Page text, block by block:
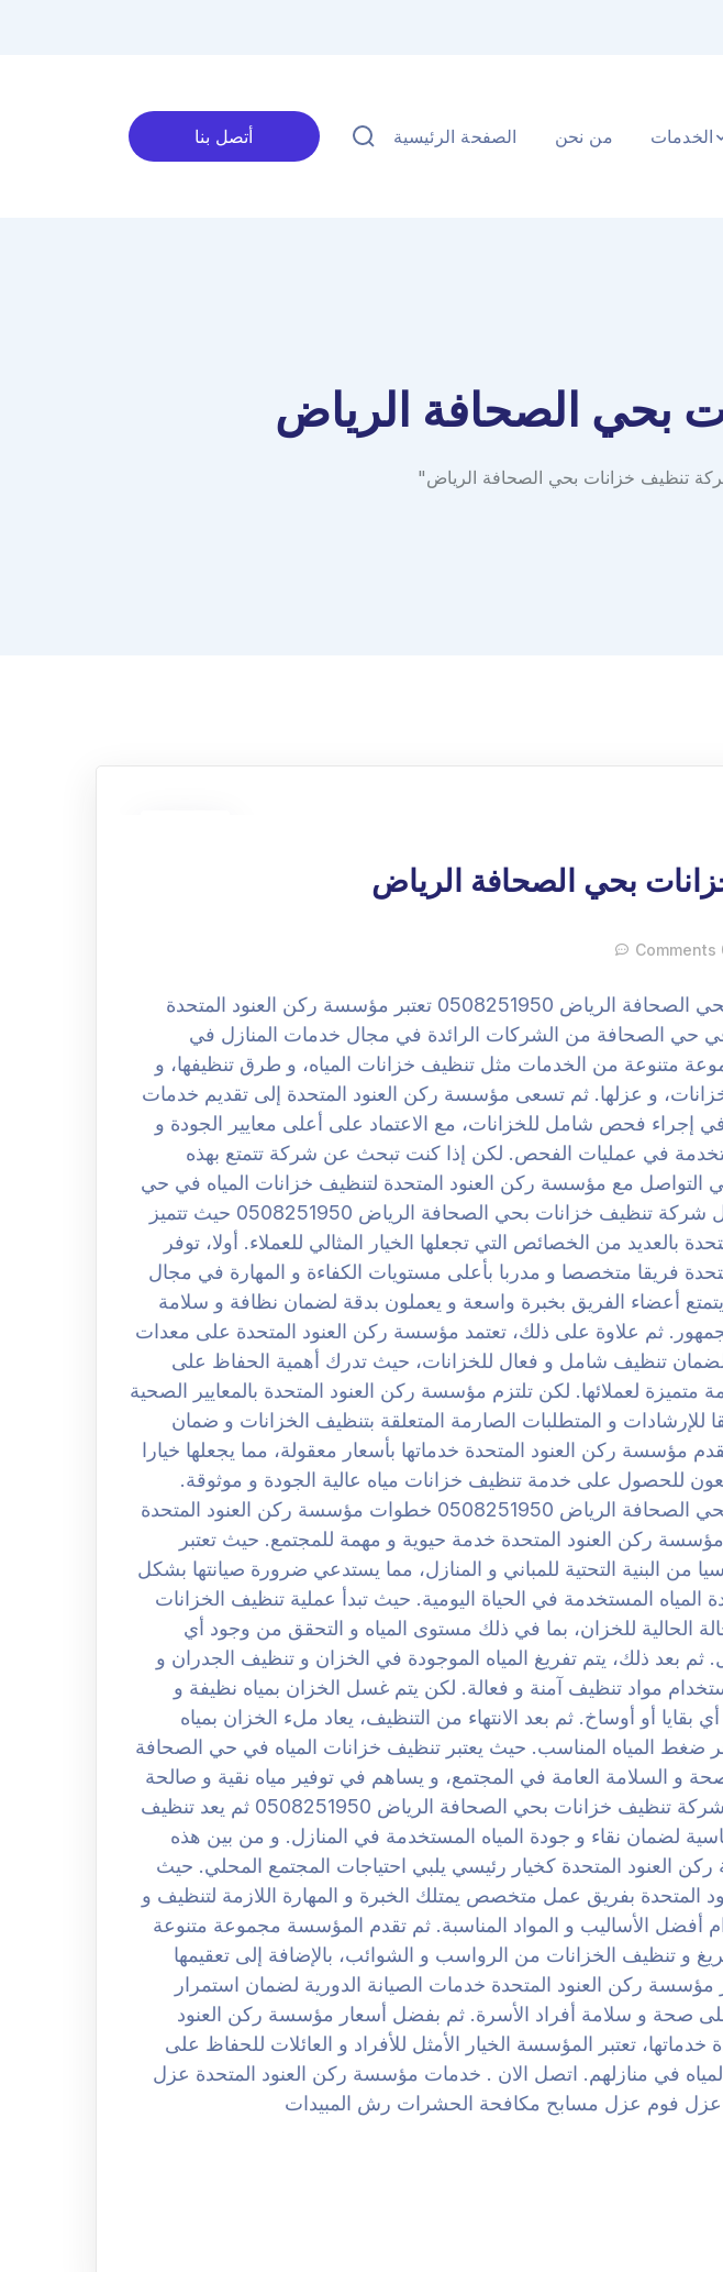
الصفحة الرئيسية من نحن الخدمات أتصل بنا
بحي الصحافة الرياض
بحي الصحافة الرياض
0
شركة تنظيف خزانات بحي الصحافة الرياض 0508251950 تعتبر مؤسسة ركن العنود المتحدة
في حي الصحافة من الشركات الرائدة في مجال خدمات المنازل في
متنوعة من الخدمات مثل تنظيف خزانات المياه، و طرق تنظيفها، و
و عزلها. ثم تسعى مؤسسة ركن العنود المتحدة إلى تقديم خدمات
في إجراء فحص شامل للخزانات، مع الاعتماد على أعلى معايير الجودة و
في عمليات الفحص. لكن إذا كنت تبحث عن شركة تتمتع بهذه
التواصل مع مؤسسة ركن العنود المتحدة لتنظيف خزانات المياه في حي
الصحافة بالرياض. افضل شركة تنظيف خزانات بحي الصحافة الرياض 0508251950 حيث تتميز
بالعديد من الخصائص التي تجعلها الخيار المثالي للعملاء. أولا، توفر
فريقا متخصصا و مدربا بأعلى مستويات الكفاءة و المهارة في مجال
أعضاء الفريق بخبرة واسعة و يعملون بدقة لضمان نظافة و سلامة
ثم علاوة على ذلك، تعتمد مؤسسة ركن العنود المتحدة على معدات
لضمان تنظيف شامل و فعال للخزانات، حيث تدرك أهمية الحفاظ على
متميزة لعملائها. لكن تلتزم مؤسسة ركن العنود المتحدة بالمعايير الصحية
للإرشادات و المتطلبات الصارمة المتعلقة بتنظيف الخزانات و ضمان
مؤسسة ركن العنود المتحدة خدماتها بأسعار معقولة، مما يجعلها خيارا
للحصول على خدمة تنظيف خزانات مياه عالية الجودة و موثوقة.
شركة تنظيف خزانات بحي الصحافة الرياض 0508251950 خطوات مؤسسة ركن العنود المتحدة
ركن العنود المتحدة خدمة حيوية و مهمة للمجتمع. حيث تعتبر
من البنية التحتية للمباني و المنازل، مما يستدعي ضرورة صيانتها بشكل
المستخدمة في الحياة اليومية. حيث تبدأ عملية تنظيف الخزانات
الحالية للخزان، بما في ذلك مستوى المياه و التحقق من وجود أي
بعد ذلك، يتم تفريغ المياه الموجودة في الخزان و تنظيف الجدران و
مواد تنظيف آمنة و فعالة. لكن يتم غسل الخزان بمياه نظيفة و
بقايا أو أوساخ. ثم بعد الانتهاء من التنظيف، يعاد ملء الخزان بمياه
ضغط المياه المناسب. حيث يعتبر تنظيف خزانات المياه في حي الصحافة
و السلامة العامة في المجتمع، و يساهم في توفير مياه نقية و صالحة
للشرب للجميع. افضل شركة تنظيف خزانات بحي الصحافة الرياض 0508251950 ثم يعد تنظيف
لضمان نقاء و جودة المياه المستخدمة في المنازل. و من بين هذه
العنود المتحدة كخيار رئيسي يلبي احتياجات المجتمع المحلي. حيث
المتحدة بفريق عمل متخصص يمتلك الخبرة و المهارة اللازمة لتنظيف و
أفضل الأساليب و المواد المناسبة. ثم تقدم المؤسسة مجموعة متنوعة
و تنظيف الخزانات من الرواسب و الشوائب، بالإضافة إلى تعقيمها
ركن العنود المتحدة خدمات الصيانة الدورية لضمان استمرار
صحة و سلامة أفراد الأسرة. ثم بفضل أسعار مؤسسة ركن العنود
خدماتها، تعتبر المؤسسة الخيار الأمثل للأفراد و العائلات للحفاظ على
في منازلهم. اتصل الان . خدمات مؤسسة ركن العنود المتحدة عزل
فوم عزل مسابح مكافحة الحشرات رش المبيدات